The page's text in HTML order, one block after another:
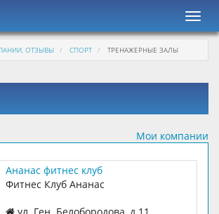
ОТЗЫВЫ СПОРТ ТРЕНАЖЕРНЫЕ ЗАЛЫ
Мои компании
Ананас фитнес клуб
Фитнес Клуб Ананас